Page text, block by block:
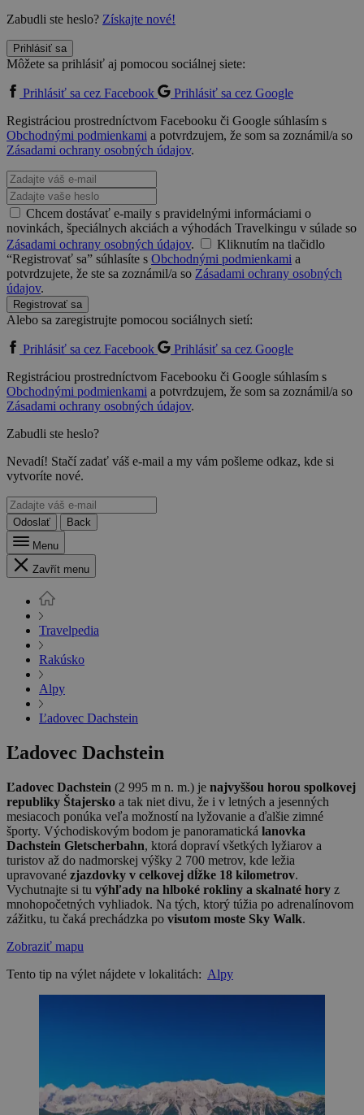
Zabudli ste heslo? Získajte nové!
Prihlásiť sa
Môžete sa prihlásiť aj pomocou sociálnej siete:
Prihlásiť sa cez Facebook
Prihlásiť sa cez Google
Registráciou prostredníctvom Facebooku či Google súhlasím s
Obchodnými podmienkami a potvrdzujem, že som sa zoznámil/a so
Zásadami ochrany osobných údajov.
Chcem dostávať e-maily s pravidelnými informáciami o
novinkách, špeciálnych akciách a výhodách Travelkingu v súlade so
Zásadami ochrany osobných údajov.
Kliknutím na tlačidlo
“Registrovať sa” súhlasíte s Obchodnými podmienkami a
potvrdzujete, že ste sa zoznámil/a so Zásadami ochrany osobných
údajov.
Registrovať sa
Alebo sa zaregistrujte pomocou sociálnych sietí:
Prihlásiť sa cez Facebook
Prihlásiť sa cez Google
Registráciou prostredníctvom Facebooku či Google súhlasím s
Obchodnými podmienkami a potvrdzujem, že som sa zoznámil/a so
Zásadami ochrany osobných údajov.
Zabudli ste heslo?
Nevadí! Stačí zadať váš e-mail a my vám pošleme odkaz, kde si
vytvoríte nové.
Odoslať
Back
Menu
Zavřít menu
Travelpedia
Rakúsko
Alpy
Ľadovec Dachstein
Ľadovec Dachstein
Ľadovec Dachstein (2 995 m n. m.) je najvyššou horou spolkovej
republiky Štajersko a tak niet divu, že i v letných a jesenných
mesiacoch ponúka veľa možností na lyžovanie a ďalšie zimné
športy. Východiskovým bodom je panoramatická lanovka
Dachstein Gletscherbahn, ktorá dopraví všetkých lyžiarov a
turistov až do nadmorskej výšky 2 700 metrov, kde ležia
upravované zjazdovky v celkovej dĺžke 18 kilometrov.
Vychutnajte si tu výhľady na hlboké rokliny a skalnaté hory z
mnohopočetných vyhliadok. Na tých, ktorý túžia po adrenalínovom
zážitku, tu čaká prechádzka po visutom moste Sky Walk.
Zobraziť mapu
Tento tip na výlet nájdete v lokalitách: Alpy